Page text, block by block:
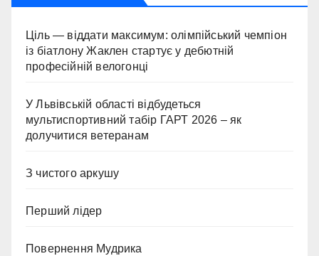
Ціль — віддати максимум: олімпійський чемпіон
із біатлону Жаклен стартує у дебютній
професійній велогонці
У Львівській області відбудеться
мультиспортивний табір ГАРТ 2026 – як
долучитися ветеранам
З чистого аркушу
Перший лідер
Повернення Мудрика